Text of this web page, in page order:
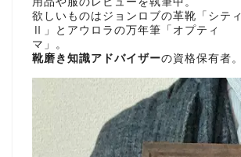
欲しいものはジョンロブの革靴「シティ
Ⅱ」とアウロラの万年筆「オプティ
マ」。
靴磨き知識アドバイザーの資格保有者。